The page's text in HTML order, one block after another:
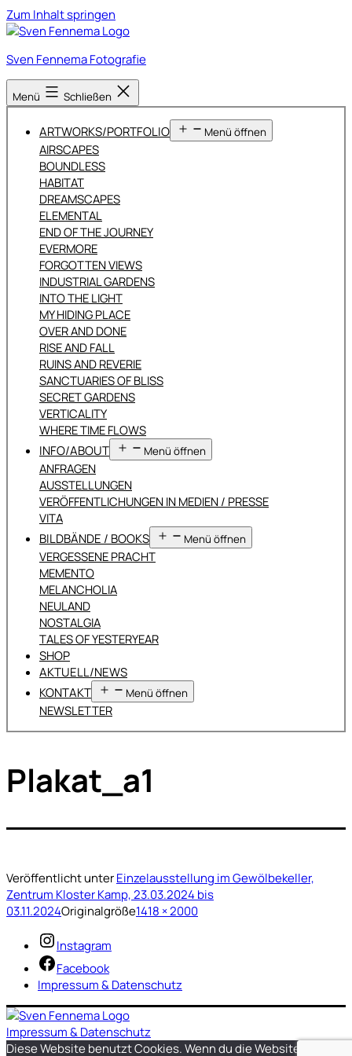
Zum Inhalt springen
Sven Fennema Fotografie
Menü Schließen
ARTWORKS/PORTFOLIO Menü öffnen
AIRSCAPES
BOUNDLESS
HABITAT
DREAMSCAPES
ELEMENTAL
END OF THE JOURNEY
EVERMORE
FORGOTTEN VIEWS
INDUSTRIAL GARDENS
INTO THE LIGHT
MY HIDING PLACE
OVER AND DONE
RISE AND FALL
RUINS AND REVERIE
SANCTUARIES OF BLISS
SECRET GARDENS
VERTICALITY
WHERE TIME FLOWS
INFO/ABOUT Menü öffnen
ANFRAGEN
AUSSTELLUNGEN
VERÖFFENTLICHUNGEN IN MEDIEN / PRESSE
VITA
BILDBÄNDE / BOOKS Menü öffnen
VERGESSENE PRACHT
MEMENTO
MELANCHOLIA
NEULAND
NOSTALGIA
TALES OF YESTERYEAR
SHOP
AKTUELL/NEWS
KONTAKT
Menü öffnen
NEWSLETTER
Plakat_a1
Veröffentlicht unterEinzelausstellung im Gewölbekeller,
Zentrum Kloster Kamp, 23.03.2024 bis
03.11.2024Originalgröße1418 × 2000
Instagram
Facebook
Impressum & Datenschutz
Impressum & Datenschutz
Diese Website benutzt Cookies. Wenn du die Website weiter